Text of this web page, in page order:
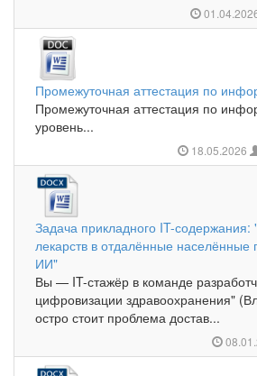
Промежуточная аттестация по
Промежуточная аттестация по
уровень...
18.05.2026
Задача прикладного IT-содержания:
лекарств в отдалённые
ИИ"
Вы — IT-стажёр в команде
цифровизации здравоохранения"
остро стоит проблема достав...